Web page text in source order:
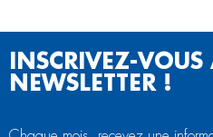
INSCRIVEZ-
NEWSLETTER !